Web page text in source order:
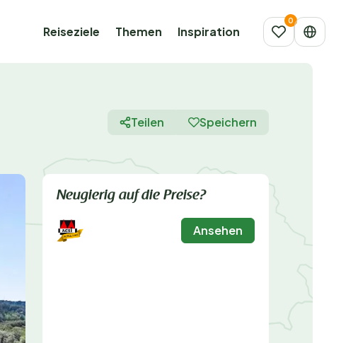
Reiseziele Themen Inspiration
Teilen Speichern
Neugierig auf die Preise?
Ansehen